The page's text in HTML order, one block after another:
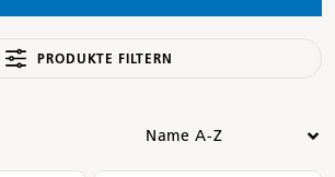
PRODUKTE FILTERN